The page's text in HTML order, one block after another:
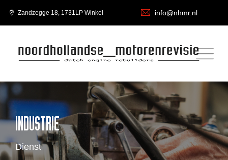
Zandzegge 18, 1731LP Winkel info@nhmr.nl
INDUSTRIE
Dienst